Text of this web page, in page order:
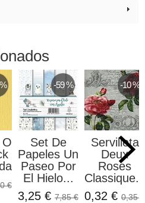
€
-59 %
Set De
Papeles Un
Paseo Por
El Hielo...
3,25 € 7,85 €
-10 %
Servilleta
Deux
Roses
0,32 € 0,35 €